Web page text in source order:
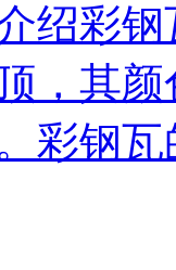
绍彩
，其
彩钢